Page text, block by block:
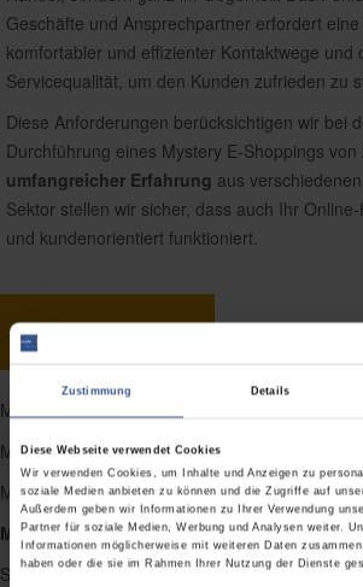
Zustimmung Details
Diese Webseite verwendet Cookies
Wir verwenden Cookies, um Inhalte und Anzeigen zu
soziale Medien anbieten zu können und die Zugriffe auf
Außerdem geben wir Informationen zu Ihrer Verwendung
Partner für soziale Medien, Werbung und Analysen weiter.
Informationen möglicherweise mit weiteren Daten
haben oder die sie im Rahmen Ihrer Nutzung der Dienste
Geschäfte und Ansprechpartner erfordert
komfortabler und effizienter Kontaktwege und
Servicequalität, um den Kunden zufrieden zu
Diese Anforderungen berücksichtigen wir bei
Durchführung eines Mystery E-Shoppings von
umfangreicher Erfahrung aus
Sektor stellen wir sicher, dass auch Ihr
und kundenorientiert funktioniert.
Kontakt aufnehmen
Mystery Visit
Mystery Calling
Mystery Mailing
Mystery E-Shopping
Store Check / Promotion Check